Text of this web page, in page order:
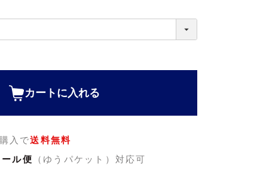
カートに入れる
入で送料無料
ール便
（ゆうパケット）対応可